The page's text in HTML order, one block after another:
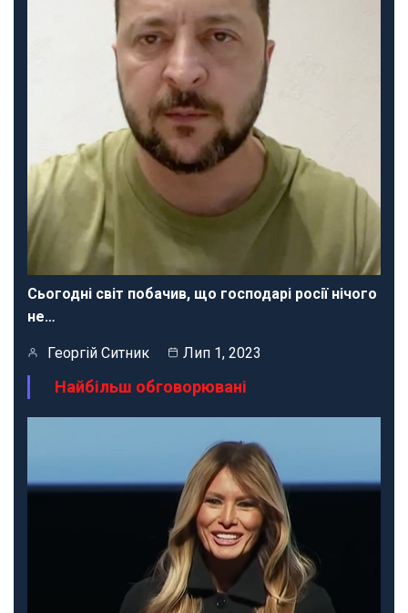
Сьогодні світ побачив, що господарі росії нічого
не…
Георгій Ситник Лип 1, 2023
Найбільш обговорювані